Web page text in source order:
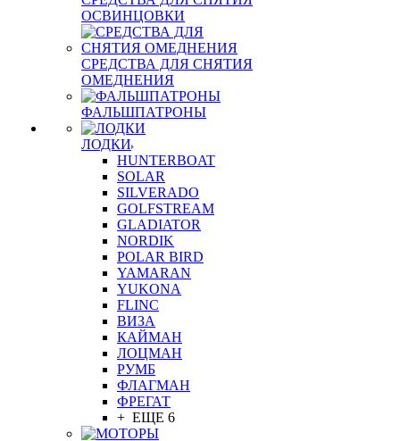
ОСВИНЦОВКИ
СРЕДСТВА ДЛЯ СНЯТИЯ
ОМЕДНЕНИЯ
ФАЛЬШПАТРОНЫ
ЛОДКИ
HUNTERBOAT
SOLAR
SILVERADO
GOLFSTREAM
GLADIATOR
NORDIK
POLAR BIRD
YAMARAN
YUKONA
FLINC
ВИЗА
КАЙМАН
ЛОЦМАН
РУМБ
ФЛАГМАН
ФРЕГАТ
+ ЕЩЕ 6